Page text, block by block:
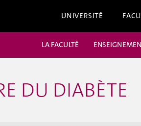
UNIVERSITÉ
LA FACULTÉ
DU DIABÈTE